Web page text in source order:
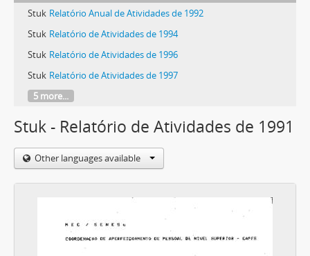
Stuk Relatório Anual de Atividades de 1992
Stuk Relatório de Atividades de 1994
Stuk Relatório de Atividades de 1996
Stuk Relatório de Atividades de 1997
5 more...
Stuk - Relatório de Atividades de 1991
Other languages available